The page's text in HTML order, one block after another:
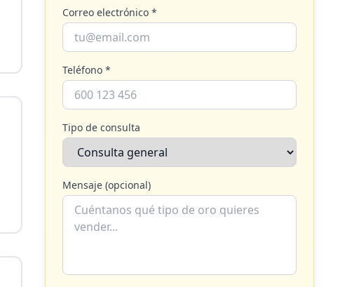
Correo electrónico *
Teléfono *
Tipo de consulta
Mensaje (opcional)